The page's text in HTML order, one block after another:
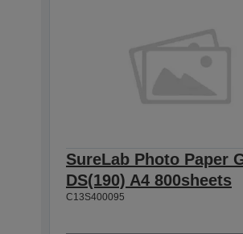
SureLab Photo Paper
DS(190) A4 800sheets
C13S400095